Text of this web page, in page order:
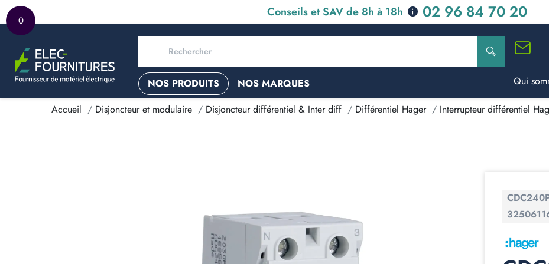
0
Conseils et SAV de 8h à 18h 02 96 84 70 20
NOS PRODUITS NOS MARQUES Qui
Accueil Disjoncteur et modulaire Disjoncteur différentiel & Inter diff Différentiel Hager Interrupteur différentiel